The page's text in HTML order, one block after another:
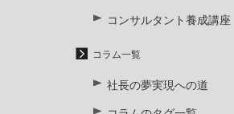
コンサルタント養成講座
コラム一覧
社長の夢実現への道